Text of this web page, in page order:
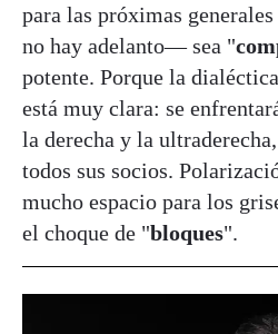
para las próximas
no hay adelanto— sea "
potente. Porque la
está muy clara: se
la derecha y la
todos sus socios.
mucho espacio para los
el choque de "bloques".